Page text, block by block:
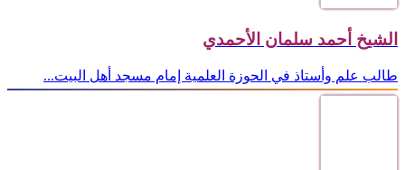
الشيخ أحمد سلمان الأحمدي
طالب علم وأستاذ في الحوزة العلمية إمام مسجد أهل البيت...